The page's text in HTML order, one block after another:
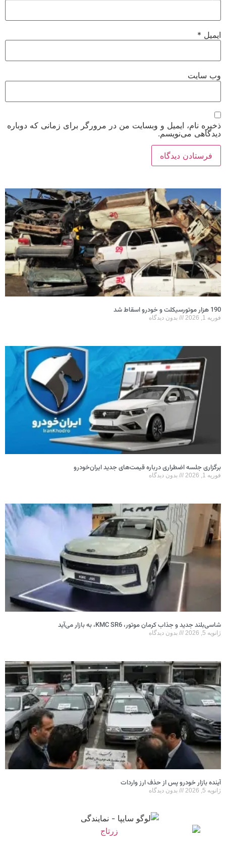
ایمیل*
وب‌ سایت
ذخیره نام، ایمیل و وبسایت من در مرورگر برای زمانی که دوباره
دیدگاهی می‌نویسم.
190 هزار موتورسیکلت و خودرو اسقاط شد
فوریه 1, 2026 بدون دیدگاه
برگزاری جلسه اضطراری درباره قیمت‌های جدید ایران‌خودرو
فوریه 1, 2026 بدون دیدگاه
شاسی‌بلند جدید و جذاب کرمان موتور، KMC SR6، به بازار می‌آید
ژانویه 5, 2026 بدون دیدگاه
آینده بازار خودرو پس از حذف ارز واردات
ژانویه 5, 2026 بدون دیدگاه